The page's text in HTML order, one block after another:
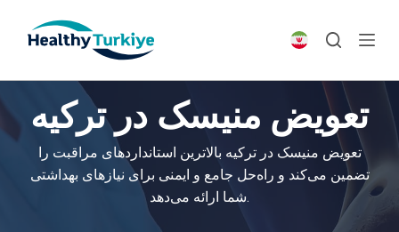
p
تعویض منیسک در ترکیه
تعویض منیسک در ترکیه بالاترین استانداردهای مراقبت را
تضمین می‌کند و راه‌حل جامع و ایمنی برای نیازهای بهداشتی
شما ارائه می‌دهد.